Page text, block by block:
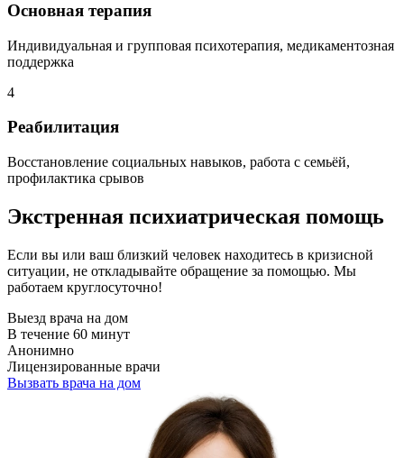
Основная терапия
Индивидуальная и групповая психотерапия, медикаментозная
поддержка
4
Реабилитация
Восстановление социальных навыков, работа с семьёй,
профилактика срывов
Экстренная психиатрическая помощь
Если вы или ваш близкий человек находитесь в кризисной
ситуации, не откладывайте обращение за помощью. Мы
работаем круглосуточно!
Выезд врача на дом
В течение 60 минут
Анонимно
Лицензированные врачи
Вызвать врача на дом